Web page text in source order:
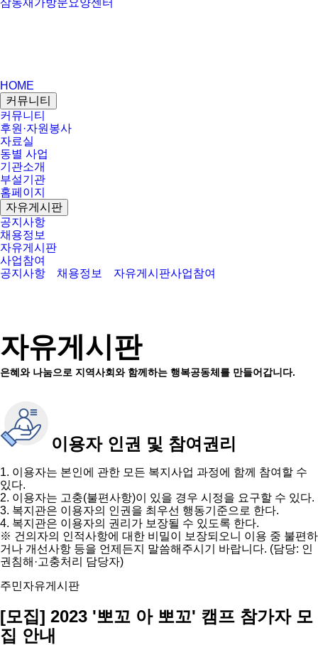
삼동재가방문요양센터
HOME
커뮤니티
커뮤니티
후원·자원봉사
자료실
동별 사업
기관소개
부설기관
홈페이지
자유게시판
공지사항
채용정보
자유게시판
사업참여
공지사항
채용정보 자유게시판사업참여
자유게시판
은혜와 나눔으로 지역사회와 함께하는 행복공동체를 만들어갑니다.
이용자 인권 및 참여권리
1. 이용자는 본인에 관한 모든 복지사업 과정에 함께 참여할 수
있다.
2. 이용자는 고충(불편사항)이 있을 경우 시정을 요구할 수 있다.
3. 복지관은 이용자의 인권을 최우선 행동기준으로 한다.
4. 복지관은 이용자의 권리가 보장될 수 있도록 한다.
※ 건의자의 인적사항에 대한 비밀이 보장되오니 이용 중 불편하
거나 개선사항 등을 언제든지 말씀해주시기 바랍니다. (담당: 인
권침해·고충처리 담당자)
주민자유게시판
[모집] 2023 '뽀꼬 아 뽀꼬' 캠프 참가자 모
집 안내